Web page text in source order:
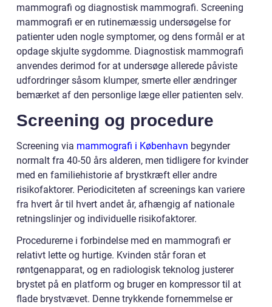
mammografi og diagnostisk mammografi. Screening
mammografi er en rutinemæssig undersøgelse for
patienter uden nogle symptomer, og dens formål er at
opdage skjulte sygdomme. Diagnostisk mammografi
anvendes derimod for at undersøge allerede påviste
udfordringer såsom klumper, smerte eller ændringer
bemærket af den personlige læge eller patienten selv.
Screening og procedure
Screening via mammografi i København begynder
normalt fra 40-50 års alderen, men tidligere for kvinder
med en familiehistorie af brystkræft eller andre
risikofaktorer. Periodiciteten af screenings kan variere
fra hvert år til hvert andet år, afhængig af nationale
retningslinjer og individuelle risikofaktorer.
Procedurerne i forbindelse med en mammografi er
relativt lette og hurtige. Kvinden står foran et
røntgenapparat, og en radiologisk teknolog justerer
brystet på en platform og bruger en kompressor til at
flade brystvævet. Denne trykkende fornemmelse er